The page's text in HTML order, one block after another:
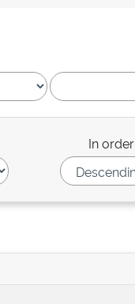
In order